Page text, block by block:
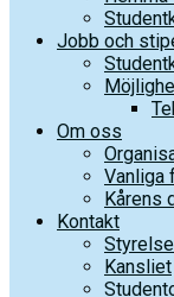
Jobb och
Om oss
Vanliga
Kårens
Kontakt
Kansliet